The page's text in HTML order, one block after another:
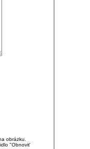
obrázku.
"Obnoviť